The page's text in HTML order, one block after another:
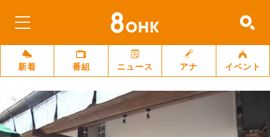
新着 番組 ニュース アナ イベント